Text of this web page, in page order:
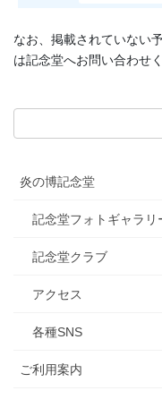
なお、掲載されていない
は記念堂へお問い合わせく
炎の博記念堂
記念堂フォトギャラリ
記念堂クラブ
アクセス
各種SNS
ご利用案内